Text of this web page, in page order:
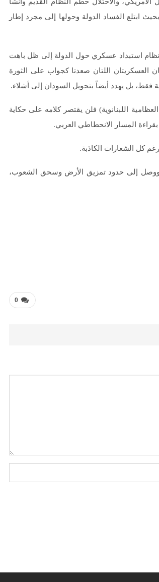
ابتلع الفساد الدولة وحولها إلى مجرد إطار
نظام استبداد عسكري حول الدولة إلى ظل باهت
العسكريتان اللتان صعدتا كجواب على الثورة
فقط، بل يهدد أيضاً بتحويل السودان إلى أشلاء.
اللبنانوية) فلن يقتصر كلامه على حكاية
المسار الانحطاطي العربي.
كل الشعارات الكاذبة.
ووصل إلى حدود تمزيق الأرض وسحق الشعوب،
0